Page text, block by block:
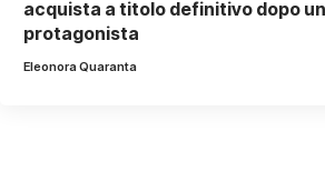
acquista a titolo definitivo dopo
protagonista
Eleonora Quaranta